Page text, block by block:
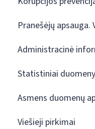
Pranešėjų apsauga.
Administracinė
Statistiniai
Asmens duomenų
Viešieji pirkimai